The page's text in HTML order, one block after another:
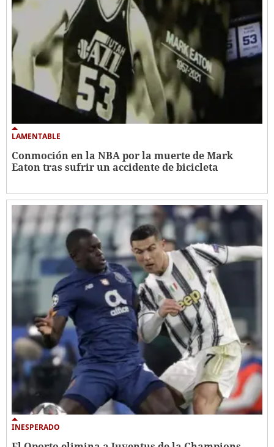
LAMENTABLE
Conmoción en la NBA por la muerte de Mark
Eaton tras sufrir un accidente de bicicleta
INESPERADO